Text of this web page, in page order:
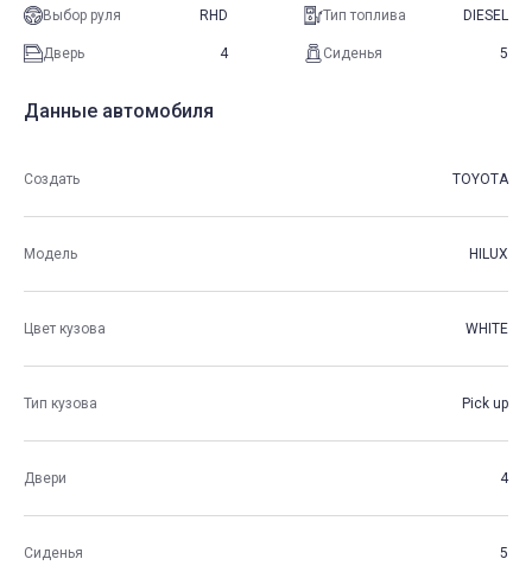
Выбор руля RHD Тип топлива DIESEL
Дверь 4 Сиденья 5
Данные автомобиля
Создать TOYOTA
Модель HILUX
Цвет кузова WHITE
Тип кузова Pick up
Двери 4
Сиденья 5